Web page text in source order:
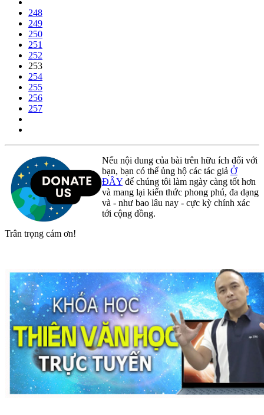
248
249
250
251
252
253
254
255
256
257
Nếu nội dung của bài trên hữu ích đối với
bạn, bạn có thể ủng hộ các tác giả Ở
ĐÂY để chúng tôi làm ngày càng tốt hơn
và mang lại kiến thức phong phú, đa dạng
và - như bao lâu nay - cực kỳ chính xác
tới cộng đồng.
Trân trọng cám ơn!